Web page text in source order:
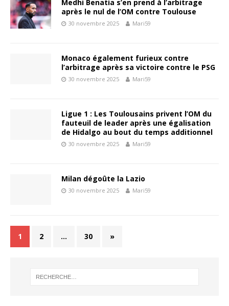
Medhi Benatia s’en prend à l’arbitrage
après le nul de l’OM contre Toulouse
30 novembre 2025 Mari59
Monaco également furieux contre
l’arbitrage après sa victoire contre le PSG
30 novembre 2025 Mari59
Ligue 1 : Les Toulousains privent l’OM du
fauteuil de leader après une égalisation
de Hidalgo au bout du temps additionnel
30 novembre 2025 Mari59
Milan dégoûte la Lazio
30 novembre 2025 Mari59
1 2 … 30 »